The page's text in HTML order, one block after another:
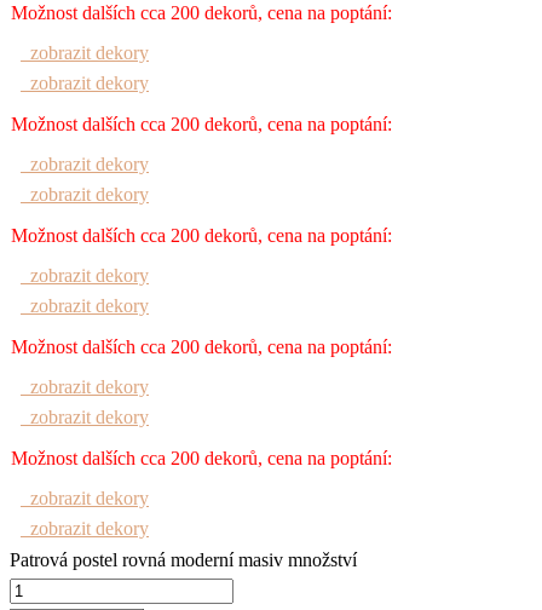
Možnost dalších cca 200 dekorů, cena na poptání:
zobrazit dekory
zobrazit dekory
Možnost dalších cca 200 dekorů, cena na poptání:
zobrazit dekory
zobrazit dekory
Možnost dalších cca 200 dekorů, cena na poptání:
zobrazit dekory
zobrazit dekory
Možnost dalších cca 200 dekorů, cena na poptání:
zobrazit dekory
zobrazit dekory
Možnost dalších cca 200 dekorů, cena na poptání:
zobrazit dekory
zobrazit dekory
Patrová postel rovná moderní masiv množství